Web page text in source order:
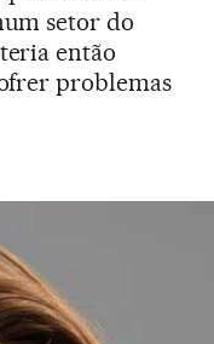
setor do
então
problemas